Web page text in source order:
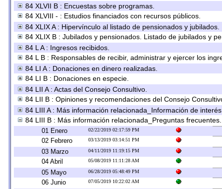
84 XLVII B : Encuestas sobre programas.
84 XLVIII - : Estudios financiados con recursos públicos.
84 XLIX A : Hipervínculo al listado de pensionados y jubilados.
84 XLIX B : Jubilados y pensionados. Listado de jubilados y
84 L A : Ingresos recibidos.
84 L B : Responsables de recibir, administrar y ejercer los
84 LI A : Donaciones en dinero realizadas.
84 LI B : Donaciones en especie.
84 LII A : Actas del Consejo Consultivo.
84 LII B : Opiniones y recomendaciones del Consejo
84 LIII A : Más información relacionada_Información de
84 LIII B : Más información relacionada_Preguntas frecuentes.
01 Enero 02/22/2019 02:17:59 PM
02 Febrero 03/13/2019 03:14:51 PM
03 Marzo 04/11/2019 11:19:15 PM
04 Abril 05/08/2019 11:11:28 AM
05 Mayo 06/28/2019 05:48:49 PM
06 Junio 07/05/2019 10:22:02 AM